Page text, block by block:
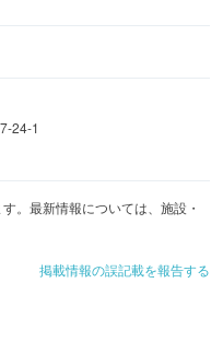
24-1
。最新情報については、施設・
掲載情報の誤記載を報告する